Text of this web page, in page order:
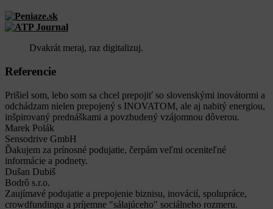
Dvakrát meraj, raz digitalizuj.
Referencie
Prišiel som, lebo som sa chcel prepojiť so slovenskými inovátormi a
odchádzam nielen prepojený s INOVATOM, ale aj nabitý energiou,
inšpirovaný prednáškami a povzbudený vzájomnou dôverou.
Marek Polák
Sensodrive GmbH
Ďakujem za prínosné podujatie, čerpám veľmi oceniteľné
informácie a podnety.
Dušan Dubiš
Bodrô s.r.o.
Zaujímavé podujatie a prepojenie biznisu, inovácií, spolupráce,
crowdfundingu a príjemne "sálajúceho" sociálneho rozmeru.